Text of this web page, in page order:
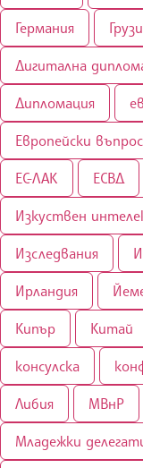
Германия
Дигитална
Дипломация
Европейски
ЕС-ЛАК ЕСВД
Изкуствен
Изследвания
Ирландия
Кипър Китай
консулска
Либия МВнР
Младежки